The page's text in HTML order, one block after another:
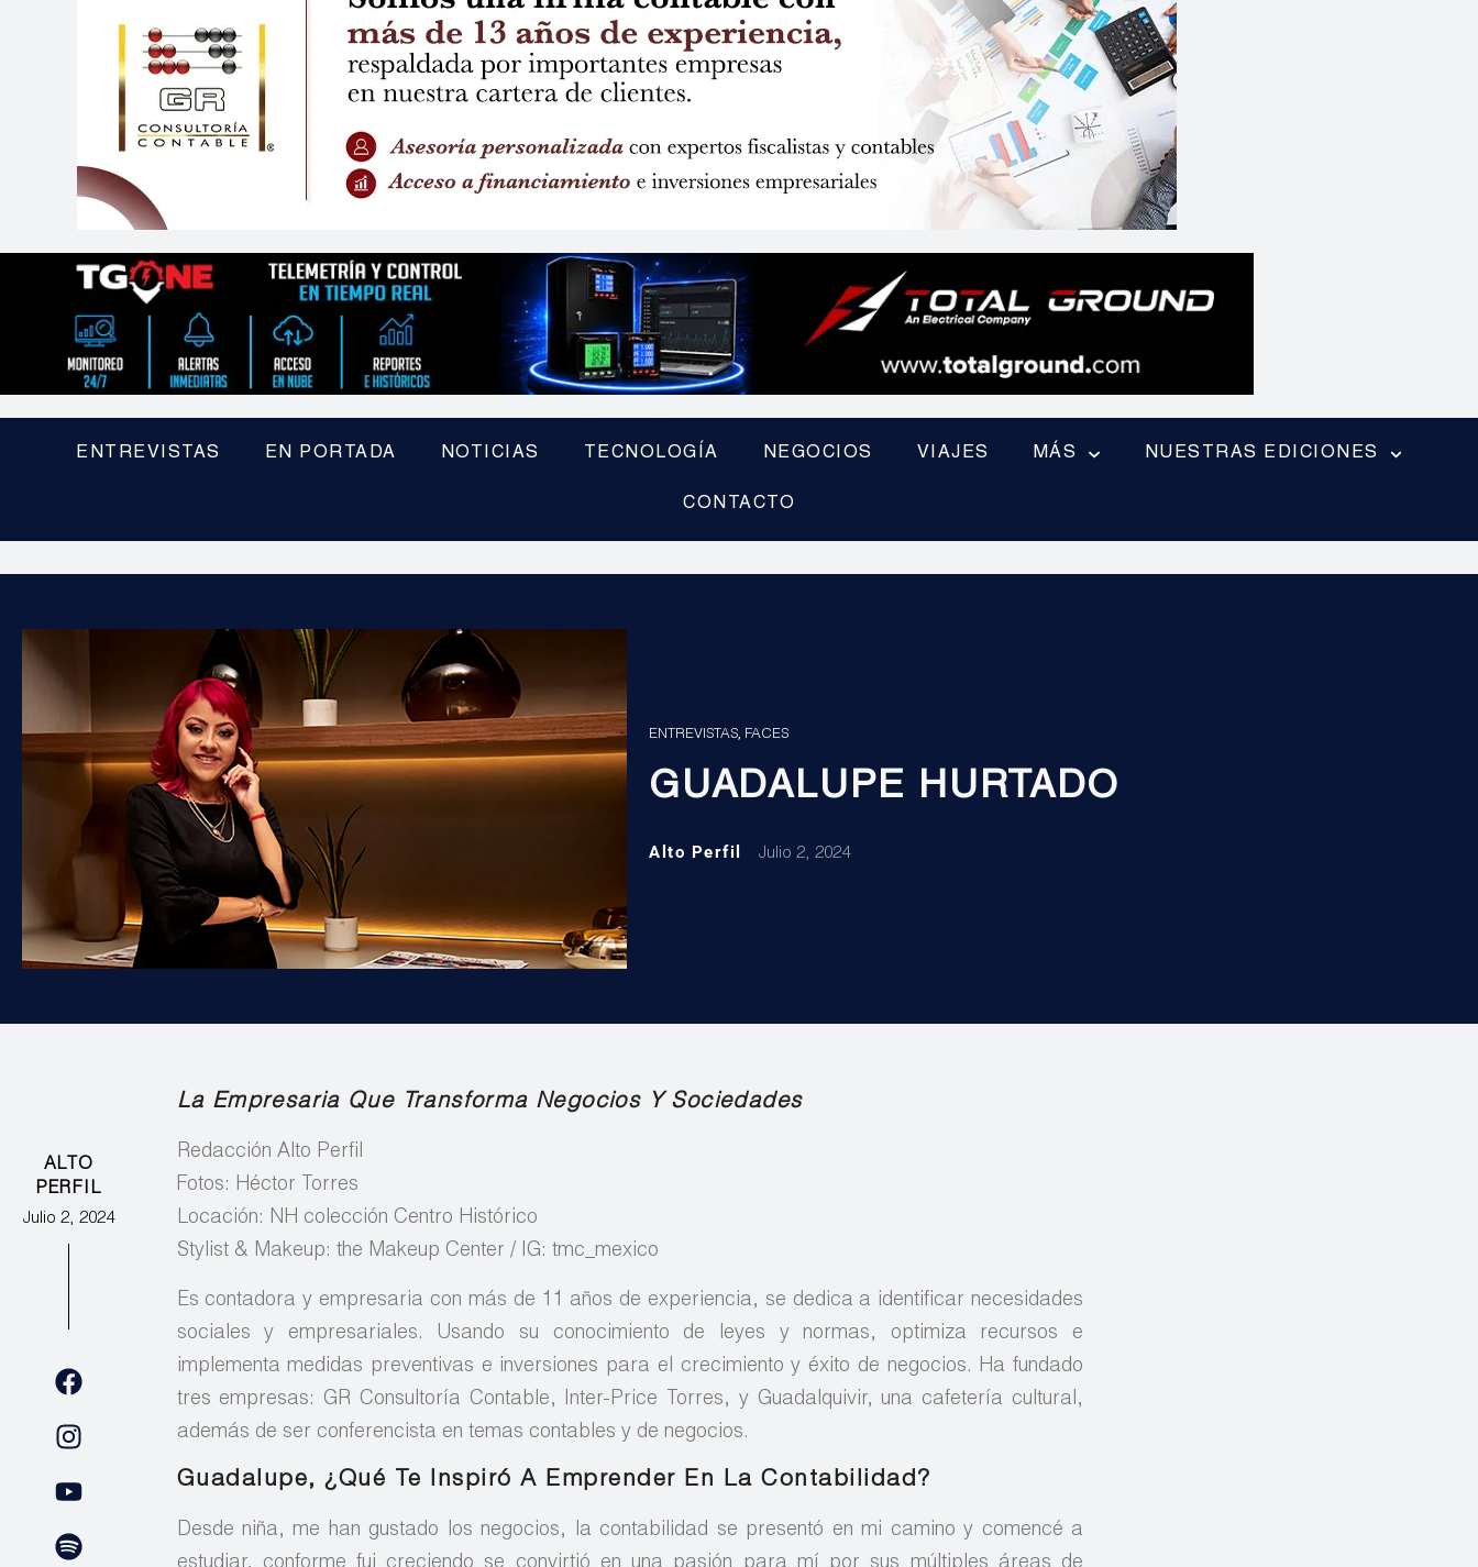
ENTREVISTAS EN PORTADA NOTICIAS TECNOLOGÍA NEGOCIOS VIAJES MÁS NUESTRAS EDICIONES
CONTACTO
ENTREVISTAS, FACES
GUADALUPE HURTADO
Alto Perfil Julio 2, 2024
ALTO
PERFIL
Julio 2, 2024
La Empresaria Que Transforma Negocios Y Sociedades
Redacción Alto Perfil
Fotos: Héctor Torres
Locación: NH colección Centro Histórico
Stylist & Makeup: the Makeup Center / IG: tmc_mexico
Es contadora y empresaria con más de 11 años de experiencia, se dedica a identificar necesidades
sociales y empresariales. Usando su conocimiento de leyes y normas, optimiza recursos e
implementa medidas preventivas e inversiones para el crecimiento y éxito de negocios. Ha fundado
tres empresas: GR Consultoría Contable, Inter-Price Torres, y Guadalquivir, una cafetería cultural,
además de ser conferencista en temas contables y de negocios.
Guadalupe, ¿qué Te Inspiró A Emprender En La Contabilidad?
Desde niña, me han gustado los negocios, la contabilidad se presentó en mi camino y comencé a